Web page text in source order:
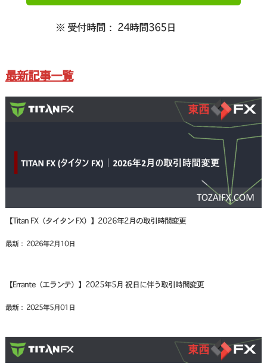
※ 受付時間： 24時間365日
最新記事一覧
【Titan FX（タイタン FX）】2026年2月の取引時間変更
最新： 2026年2月10日
【Errante（エランテ）】2025年5月 祝日に伴う取引時間変更
最新： 2025年5月01日